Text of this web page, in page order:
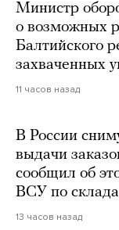
Министр
о возможных
Балтийского
захваченных
11 часов назад
В России
выдачи
сообщил об
ВСУ по
13 часов назад